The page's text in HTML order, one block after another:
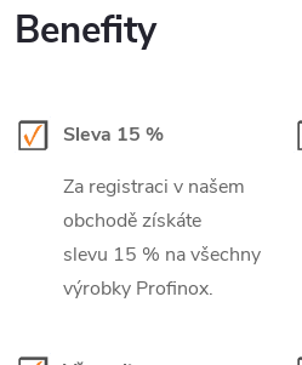
Benefity
Sleva 15 %
Za registraci v našem
obchodě získáte
slevu 15 % na všechny
výrobky Profinox.